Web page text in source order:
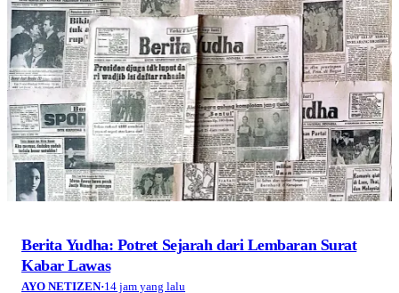
Berita Yudha: Potret Sejarah dari Lembaran Surat
Kabar Lawas
AYO NETIZEN·14 jam yang lalu